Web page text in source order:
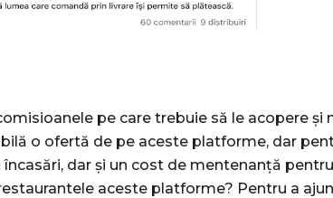
pe care trebuie să le acopere și
o ofertă de pe aceste platforme, dar
dar și un cost de mentenanță
aceste platforme? Pentru a